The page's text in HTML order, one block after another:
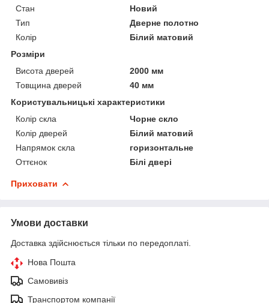
Стан
Новий
Тип
Дверне полотно
Колір
Білий матовий
Розміри
Висота дверей
2000 мм
Товщина дверей
40 мм
Користувальницькі характеристики
Колір скла
Чорне скло
Колір дверей
Білий матовий
Напрямок скла
горизонтальне
Оттєнок
Білі двері
Приховати
Умови доставки
Доставка здійснюється тільки по передоплаті.
Нова Пошта
Самовивіз
Транспортом компанії